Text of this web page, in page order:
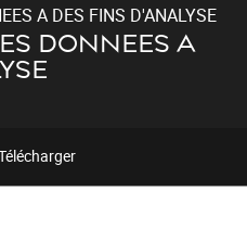
A DES FINS D'ANALYSE
DONNEES A